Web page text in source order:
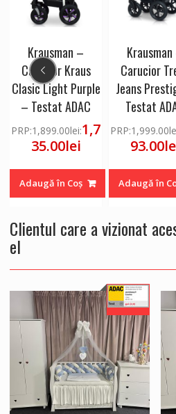
Krausman –
Carucior Kraus
Clasic Light Purple
– Testat ADAC
PRP:1,899.00lei:1,7
35.00lei
Adaugă în Coș
Carucior
Jeans
Testat
PRP:1,999.00
93.00
Adaugă în
Clientul care a vizionat
el